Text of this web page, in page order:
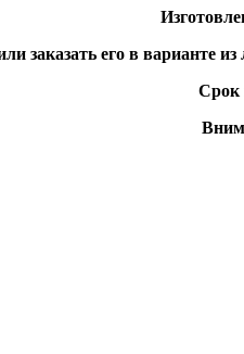
заказать его в варианте
Срок